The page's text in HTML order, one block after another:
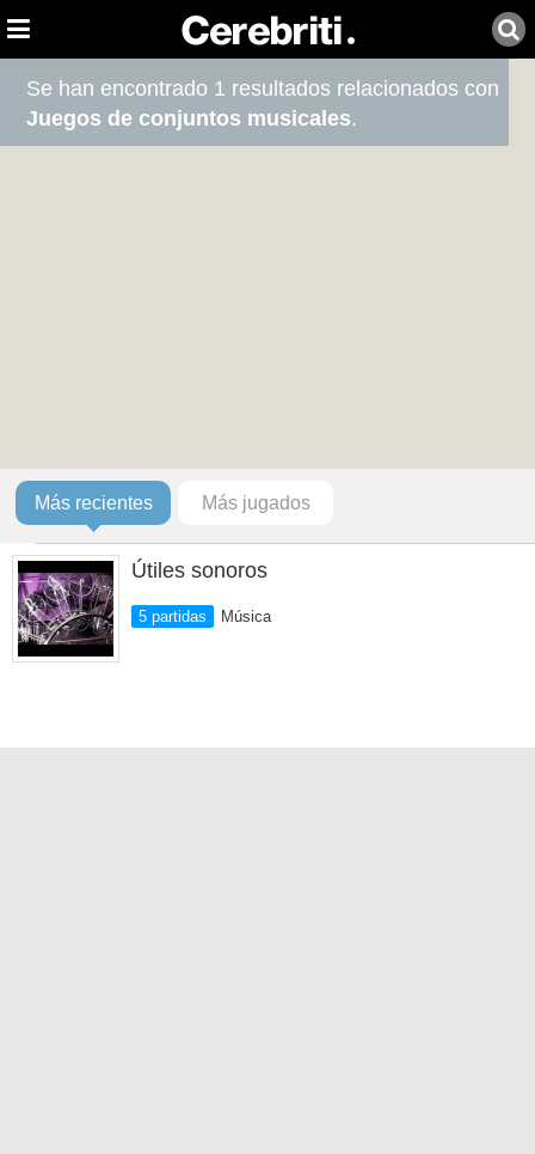
Se han encontrado 1 resultados relacionados con
Juegos de conjuntos musicales.
Más recientes Más jugados
Útiles sonoros
5 partidas Música